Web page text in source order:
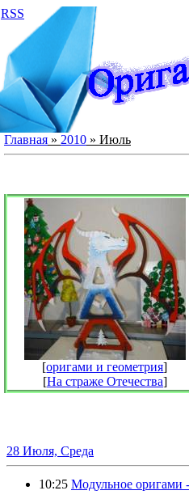
RSS
Главная » 2010 » Июль
[оригами и геометрия]
[На страже Отечества]
28 Июля, Среда
10:25 Модульное оригами